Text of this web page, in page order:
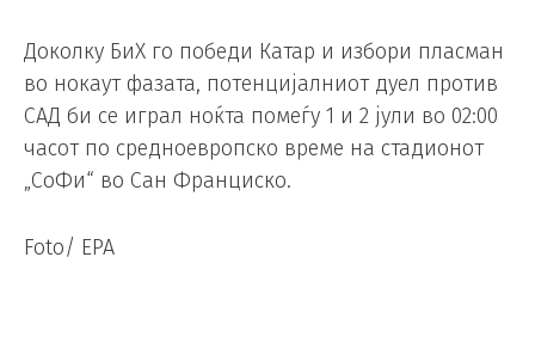
Доколку БиХ го победи Катар и избори пласман
во нокаут фазата, потенцијалниот дуел против
САД би се играл ноќта помеѓу 1 и 2 јули во 02:00
часот по средноевропско време на стадионот
„СоФи“ во Сан Франциско.
Foto/ EPA